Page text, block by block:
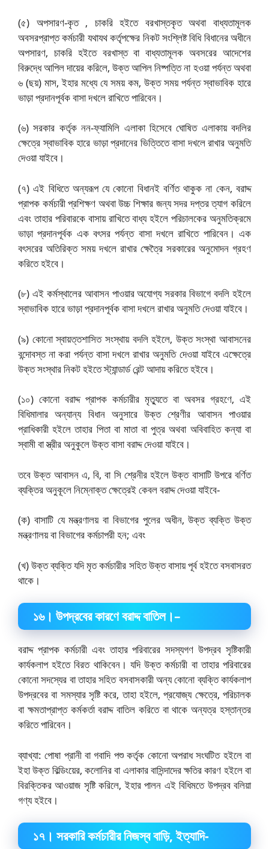
(৫) অপসারণ-কৃত , চাকরি হইতে বরখাস্তকৃত অথবা বাধ্যতামূলক
অবসরপ্রাপ্ত কর্মচারী যথাযথ কর্তৃপক্ষের নিকট সংশ্লিষ্ট বিধি বিধানের অধীনে
অপসারণ, চাকরি হইতে বরখাস্ত বা বাধ্যতামূলক অবসরের আদেশের
বিরুদ্ধে আপিল দায়ের করিলে, উক্ত আপিল নিষ্পত্তি না হওয়া পর্যন্ত অথবা
৬ (ছয়) মাস, ইহার মধ্যে যে সময় কম, উক্ত সময় পর্যন্ত স্বাভাবিক হারে
ভাড়া প্রদানপূর্বক বাসা দখলে রাখিতে পারিবেন।
(৬) সরকার কর্তৃক নন-ফ্যামিলি এলাকা হিসেবে ঘোষিত এলাকায় বদলির
ক্ষেত্রে স্বাভাবিক হারে ভাড়া প্রদানের ভিত্তিতে বাসা দখলে রাখার অনুমতি
দেওয়া যাইবে।
(৭) এই বিধিতে অন্যরূপ যে কোনো বিধানই বর্ণিত থাকুক না কেন, বরাদ্দ
প্রাপক কর্মচারী প্রশিক্ষণ অথবা উচ্চ শিক্ষার জন্য সদর দপ্তর ত্যাগ করিলে
এবং তাহার পরিবারকে বাসায় রাখিতে বাধ্য হইলে পরিচালকের অনুমতিক্রমে
ভাড়া প্রদানপূর্বক এক বৎসর পর্যন্ত বাসা দখলে রাখিতে পারিবেন। এক
বৎসরের অতিরিক্ত সময় দখলে রাখার ক্ষেত্রৈ সরকারের অনুমোদন গ্রহণ
করিতে হইবে।
(৮) এই কর্মস্থালের আবাসন পাওয়ার অযোগ্য সরকার বিভাগে বদলি হইলে
স্বাভাবিক হারে ভাড়া প্রদানপূর্বক বাসা দখলে রাখার অনুমতি দেওয়া যাইবে।
(৯) কোনো স্বায়ত্তশাসিত সংস্থায় বদলি হইলে, উক্ত সংস্থা আবাসনের
বন্দোবস্ত না করা পর্যন্ত বাসা দখলে রাখার অনুমতি দেওয়া যাইবে এক্ষেত্রে
উক্ত সংস্থার নিকট হইতে স্ট্যান্ডার্ড রেন্ট আদায় করিতে হইবে।
(১০) কোনো বরাদ্দ প্রাপক কর্মচারীর মৃত্যুতে বা অবসর গ্রহণে, এই
বিধিমালার অন্যান্য বিধান অনুসারে উক্ত শ্রেণীর আবাসন পাওয়ার
প্রাধিকারী হইলে তাহার পিতা বা মাতা বা পুত্র অথবা অবিবাহিত কন্যা বা
স্বামী বা স্ত্রীর অনুকুলে উক্ত বাসা বরাদ্দ দেওয়া যাইবে।
তবে উক্ত আবাসন এ, বি, বা সি শ্রেনীর হইলে উক্ত বাসাটি উপরে বর্ণিত
ব্যক্তির অনুকূলে নিম্নোক্ত ক্ষেত্রেই কেবল বরাদ্দ দেওয়া যাইবে-
(ক) বাসাটি যে মন্ত্রণালয় বা বিভাগের পুলের অধীন, উক্ত ব্যক্তি উক্ত
মন্ত্রণালয় বা বিভাগের কর্মচাপরী হন; এবং
(খ) উক্ত ব্যক্তি যদি মৃত কর্মচারীর সহিত উক্ত বাসায় পূর্ব হইতে বসবাসরত
থাকে।
১৬। উপদ্রবের কারণে বরাদ্দ বাতিল।–
বরাদ্দ প্রাপক কর্মচারী এবং তাহার পরিবারের সদস্যগণ উপদ্রব সৃষ্টিকারী
কার্যকলাপ হইতে বিরত থাকিবেন। যদি উক্ত কর্মচারী বা তাহার পরিবারের
কোনো সদস্যের বা তাহার সহিত বসবাসকারী অন্য কোনো ব্যক্তি কার্যকলাপ
উপদ্রবের বা সমস্যার সৃষ্টি করে, তাহা হইলে, প্রযোজ্য ক্ষেত্রে, পরিচালক
বা ক্ষমতাপ্রাপ্ত কর্মকর্তা বরাদ্দ বাতিল করিতে বা থাকে অন্যত্র হস্তান্তর
করিতে পারিবেন।
ব্যাখ্যা: পোষা প্রানী বা গবাদি পশু কর্তৃক কোনো অপরাধ সংঘটিত হইলে বা
ইহা উক্ত বিল্ডিংয়ের, কলোনির বা এলাকার বাসিন্দাদের ক্ষতির কারণ হইলে বা
বিরক্তিকর আওয়াজ সৃষ্টি করিলে, ইহার পালন এই বিধিমতে উপদ্রব বলিয়া
গণ্য হইবে।
১৭ । সরকারি কর্মচারীর নিজস্ব বাড়ি, ইত্যাদি-